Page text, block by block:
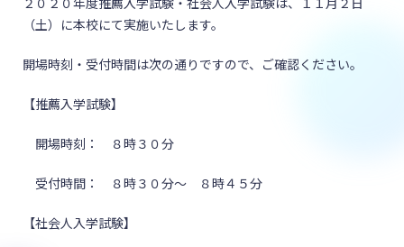
（土）に本校にて実施いたします。
開場時刻・受付時間は次の通りですので、ご確認ください。
【推薦入学試験】
開場時刻： ８時３０分
受付時間： ８時３０分～ ８時４５分
【社会人入学試験】